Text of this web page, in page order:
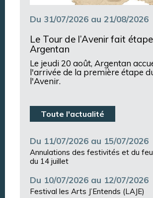
Du 31/07/2026 au 21/08/2026
Le Tour de l’Avenir fait
Argentan
Le jeudi 20 août, Argentan
l'arrivée de la première étape
l'Avenir.
Toute l'actualité
Du 11/07/2026 au 15/07/2026
Annulations des festivités et du feu
du 14 juillet
Du 10/07/2026 au 12/07/2026
Festival les Arts J’Entends (LAJE)